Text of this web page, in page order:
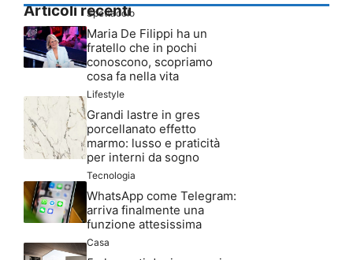
Articoli recenti
Spettacolo
Maria De Filippi ha un
fratello che in pochi
conoscono, scopriamo
cosa fa nella vita
Lifestyle
Grandi lastre in gres
porcellanato effetto
marmo: lusso e praticità
per interni da sogno
Tecnologia
WhatsApp come Telegram:
arriva finalmente una
funzione attesissima
Casa